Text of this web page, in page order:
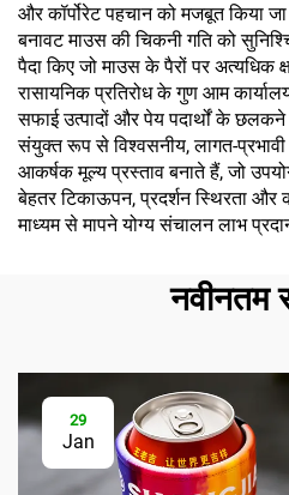
और कॉर्पोरेट पहचान को मजबूत किया
बनावट माउस की चिकनी गति को
पैदा किए जो माउस के पैरों पर अत्यधिक
रासायनिक प्रतिरोध के गुण आम
सफाई उत्पादों और पेय पदार्थों के
संयुक्त रूप से विश्वसनीय, लागत-
आकर्षक मूल्य प्रस्ताव बनाते हैं, जो
बेहतर टिकाऊपन, प्रदर्शन स्थिरता
माध्यम से मापने योग्य संचालन लाभ
नवीनतम
29
Jan